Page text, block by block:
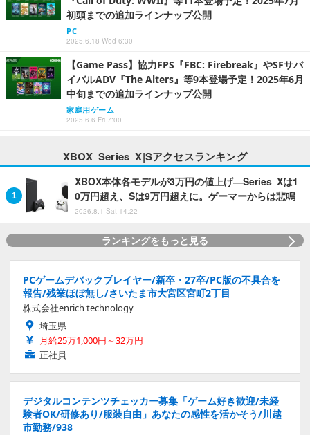
初頭までの追加ラインナップ公開
PC
2025.6.18 Wed 6:30
【Game Pass】協力FPS『FBC: Firebreak』やSFサバ
イバルADV『The Alters』等9本登場予定！2025年6月
中旬までの追加ラインナップ公開
家庭用ゲーム
2025.6.6 Fri 7:00
XBOX Series X|Sアクセスランキング
XBOX本体各モデルが3万円の値上げ―Series Xは1
0万円超え、Sは9万円超えに。ゲーマーからは悲鳴
2026.8.1 Sat 14:22
ランキングをもっと見る
PCゲームデバックプレイヤー/新卒・27卒/PC版の不具合を
報告/残業ほぼ無し/さいたま市大宮区宮町2丁目
株式会社enrich technology
埼玉県
月給25万1,000円～32万円
正社員
デジタルコンテンツチェッカー募集「ゲーム好き歓迎/未経
験者OK/研修あり/服装自由」あなたの感性を活かそう/川越
市勤務/938